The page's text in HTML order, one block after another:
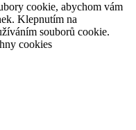
cookie, abychom vám
Klepnutím na
souborů cookie.
cookies